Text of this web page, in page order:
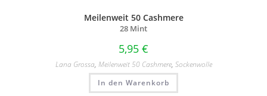
Meilenweit 50 Cashmere
28 Mint
5,95 €
Lana Grossa, Meilenweit 50 Cashmere, Sockenwolle
In den Warenkorb